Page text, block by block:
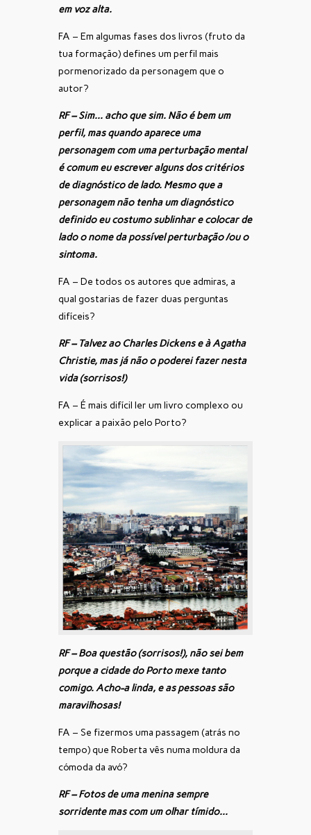
em voz alta.
FA – Em algumas fases dos livros (fruto da
tua formação) defines um perfil mais
pormenorizado da personagem que o
autor?
RF – Sim… acho que sim. Não é bem um
perfil, mas quando aparece uma
personagem com uma perturbação mental
é comum eu escrever alguns dos critérios
de diagnóstico de lado. Mesmo que a
personagem não tenha um diagnóstico
definido eu costumo sublinhar e colocar de
lado o nome da possível perturbação /ou o
sintoma.
FA – De todos os autores que admiras, a
qual gostarias de fazer duas perguntas
difíceis?
RF – Talvez ao Charles Dickens e à Agatha
Christie, mas já não o poderei fazer nesta
vida (sorrisos!)
FA – É mais difícil ler um livro complexo ou
explicar a paixão pelo Porto?
RF – Boa questão (sorrisos!), não sei bem
porque a cidade do Porto mexe tanto
comigo. Acho-a linda, e as pessoas são
maravilhosas!
FA – Se fizermos uma passagem (atrás no
tempo) que Roberta vês numa moldura da
cómoda da avó?
RF – Fotos de uma menina sempre
sorridente mas com um olhar tímido…